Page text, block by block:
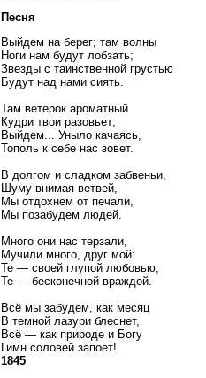
Песня
Выйдем на берег; там волны
Ноги нам будут лобзать;
Звезды с таинственной грустью
Будут над нами сиять.
Там ветерок ароматный
Кудри твои разовьет;
Выйдем... Уныло качаясь,
Тополь к себе нас зовет.
В долгом и сладком забвеньи,
Шуму внимая ветвей,
Мы отдохнем от печали,
Мы позабудем людей.
Много они нас терзали,
Мучили много, друг мой:
Те — своей глупой любовью,
Те — бесконечной враждой.
Всё мы забудем, как месяц
В темной лазури блеснет,
Всё — как природе и Богу
Гимн соловей запоет!
1845